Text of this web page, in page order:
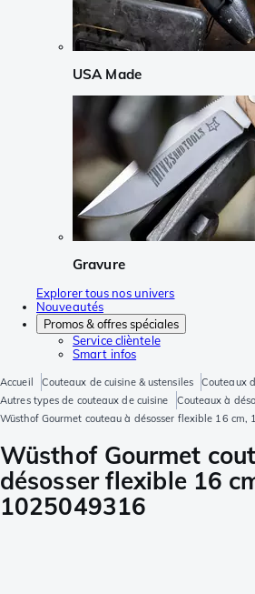
USA Made
Gravure
Explorer tous nos univers
Nouveautés
Promos & offres spéciales
Service clièntele
Smart infos
Accueil Couteaux de cuisine & ustensiles
Couteaux
Autres types de couteaux de cuisine
Couteaux à
Wüsthof Gourmet couteau à désosser flexible 16 cm,
Wüsthof Gourmet
désosser flexible 16
1025049316